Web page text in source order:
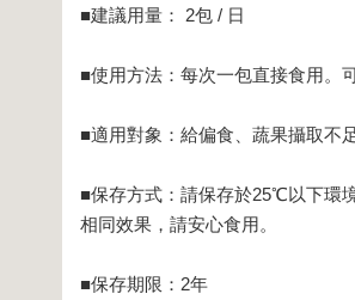
■建議用量： 2包 / 日
■使用方法：每次一包直接食用。
■適用對象：給偏食、蔬果攝取不
■保存方式：請保存於25℃以下環
相同效果，請安心食用。
■保存期限：2年